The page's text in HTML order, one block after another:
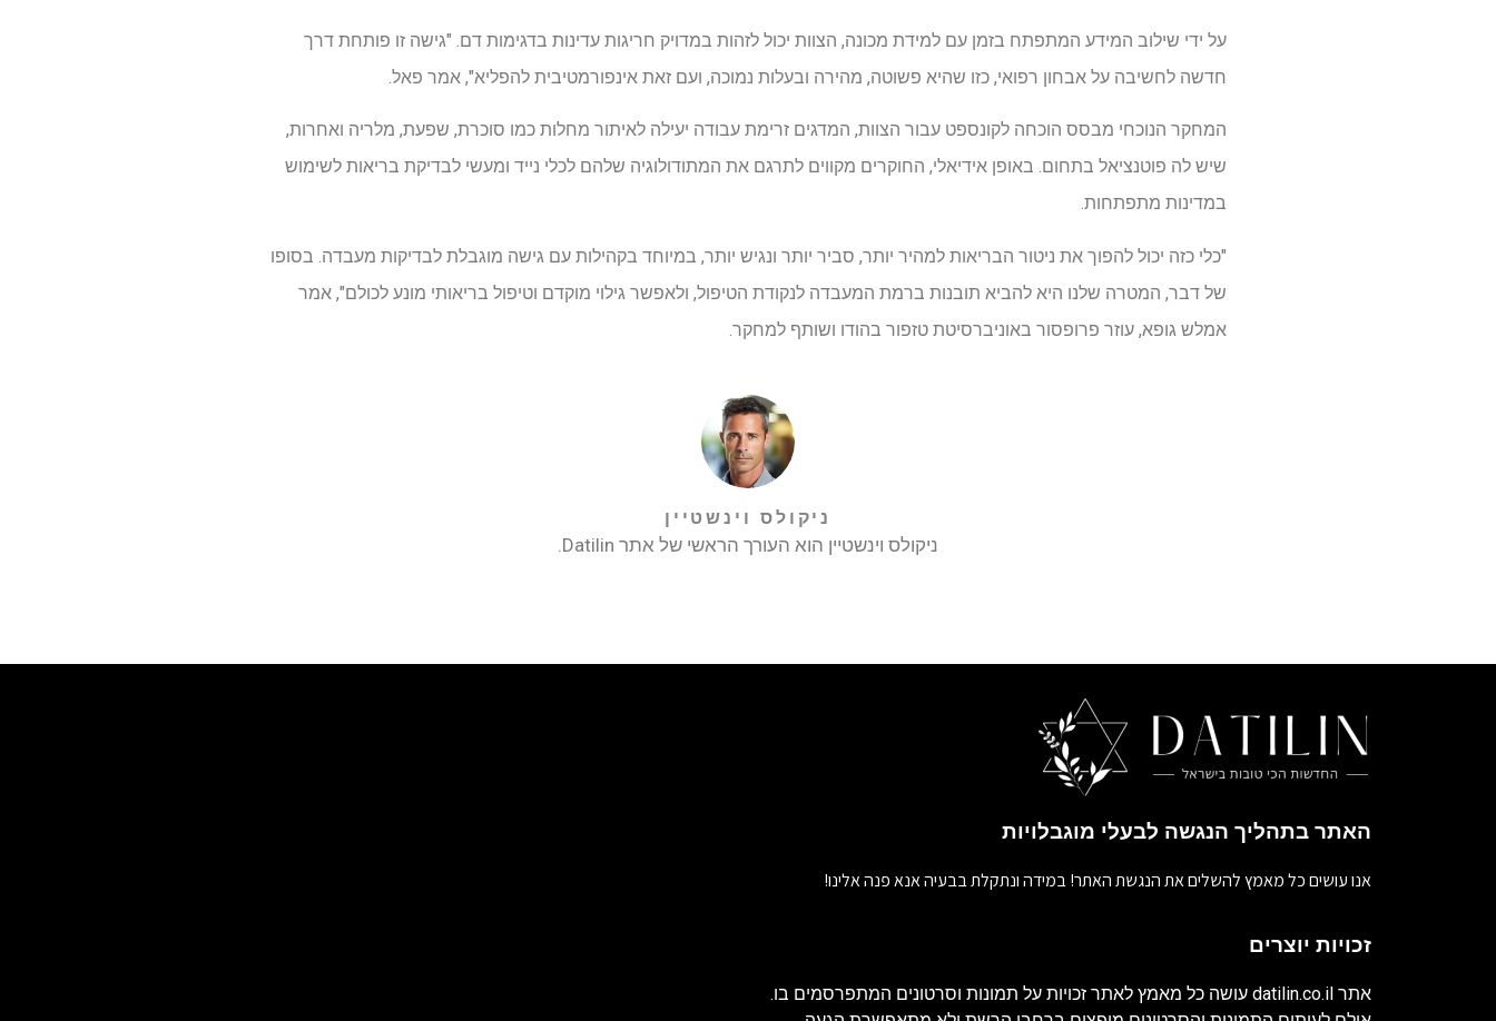
על ידי שילוב המידע המתפתח בזמן עם למידת מכונה, הצוות יכול לזהות במדויק חריגות עדינות בדגימות דם. "גישה זו פותחת דרך
חדשה לחשיבה על אבחון רפואי, כזו שהיא פשוטה, מהירה ובעלות נמוכה, ועם זאת אינפורמטיבית להפליא", אמר פאל.
המחקר הנוכחי מבסס הוכחה לקונספט עבור הצוות, המדגים זרימת עבודה יעילה לאיתור מחלות כמו סוכרת, שפעת, מלריה ואחרות,
שיש לה פוטנציאל בתחום. באופן אידיאלי, החוקרים מקווים לתרגם את המתודולוגיה שלהם לכלי נייד ומעשי לבדיקת בריאות לשימוש
במדינות מתפתחות.
"כלי כזה יכול להפוך את ניטור הבריאות למהיר יותר, סביר יותר ונגיש יותר, במיוחד בקהילות עם גישה מוגבלת לבדיקות מעבדה. בסופו
של דבר, המטרה שלנו היא להביא תובנות ברמת המעבדה לנקודת הטיפול, ולאפשר גילוי מוקדם וטיפול בריאותי מונע לכולם", אמר
אמלש גופא, עוזר פרופסור באוניברסיטת טזפור בהודו ושותף למחקר.
ניקולס וינשטיין
ניקולס וינשטיין הוא העורך הראשי של אתר Datilin.
האתר בתהליך הנגשה לבעלי מוגבלויות
אנו עושים כל מאמץ להשלים את הנגשת האתר! במידה ונתקלת בבעיה אנא פנה אלינו!
זכויות יוצרים
אתר datilin.co.il עושה כל מאמץ לאתר זכויות על תמונות וסרטונים המתפרסמים בו.